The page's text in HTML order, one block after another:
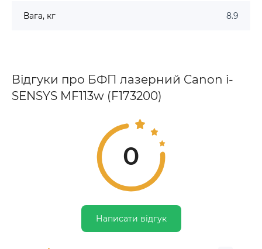
Вага, кг 8.9
Відгуки про БФП лазерний Canon i-
SENSYS MF113w (F173200)
0
Написати відгук